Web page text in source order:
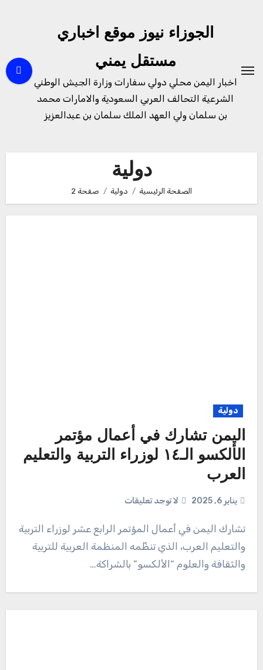
الجوزاء نيوز موقع اخباري
مستقل يمني
اخبار اليمن محلي دولي سفارات وزارة الجيش الوطني
الشرعية التحالف العربي السعودية والامارات محمد
بن سلمان ولي العهد الملك سلمان بن عبدالعزيز
دولية
الصفحة الرئيسية دولية صفحة 2
دولية
اليمن تشارك في أعمال مؤتمر
الألكسو الـ١٤ لوزراء التربية والتعليم
العرب
يناير 6, 2025 لا توجد تعليقات
تشارك اليمن في أعمال المؤتمر الرابع عشر لوزراء التربية
والتعليم العرب، الذي تنظّمه المنظمة العربية للتربية
والثقافة والعلوم “الألكسو” بالشراكة…